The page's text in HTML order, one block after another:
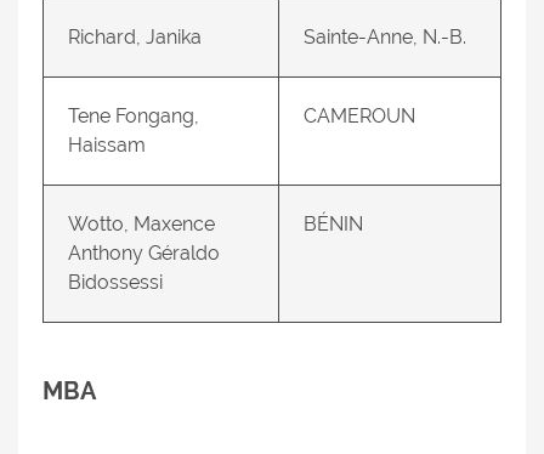
Richard, Janika Sainte-Anne, N.-B.
Tene Fongang,
Haissam
CAMEROUN
Wotto, Maxence
Anthony Géraldo
Bidossessi
BÉNIN
MBA